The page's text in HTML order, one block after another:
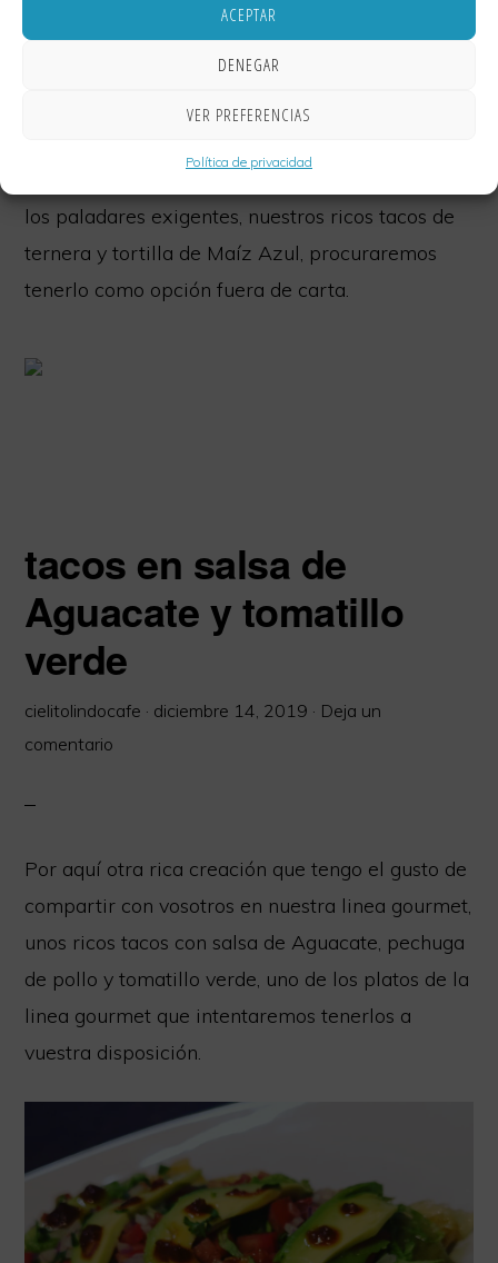
ACEPTAR
DENEGAR
VER PREFERENCIAS
Política de privacidad
diciembre 20, 2019
los paladares exigentes, nuestros ricos tacos de
ternera y tortilla de Maíz Azul, procuraremos
tenerlo como opción fuera de carta.
tacos en salsa de
Aguacate y tomatillo
verde
cielitolindocafe · diciembre 14, 2019 · Deja un
comentario
Por aquí otra rica creación que tengo el gusto de
compartir con vosotros en nuestra linea gourmet,
unos ricos tacos con salsa de Aguacate, pechuga
de pollo y tomatillo verde, uno de los platos de la
linea gourmet que intentaremos tenerlos a
vuestra disposición.